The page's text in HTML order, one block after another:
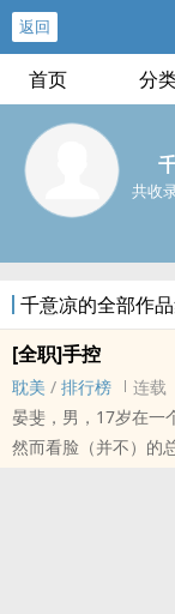
返回
首页 分
共收
千意凉的全部作
[全职]手控
耽美 / 排行榜
连载
晏斐，男，17岁在一
然而看脸（并不）的